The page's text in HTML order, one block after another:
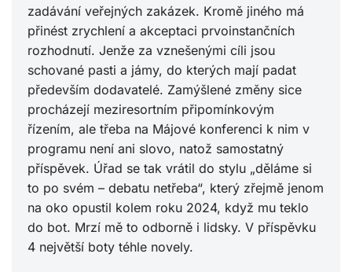
zadávání veřejných zakázek. Kromě jiného má
přinést zrychlení a akceptaci prvoinstančních
rozhodnutí. Jenže za vznešenými cíli jsou
schované pasti a jámy, do kterých mají padat
především dodavatelé. Zamýšlené změny sice
procházejí meziresortním připomínkovým
řízením, ale třeba na Májové konferenci k nim v
programu není ani slovo, natož samostatný
příspěvek. Úřad se tak vrátil do stylu „děláme si
to po svém – debatu netřeba“, který zřejmě jenom
na oko opustil kolem roku 2024, když mu teklo
do bot. Mrzí mě to odborně i lidsky. V příspěvku
4 největší boty téhle novely.